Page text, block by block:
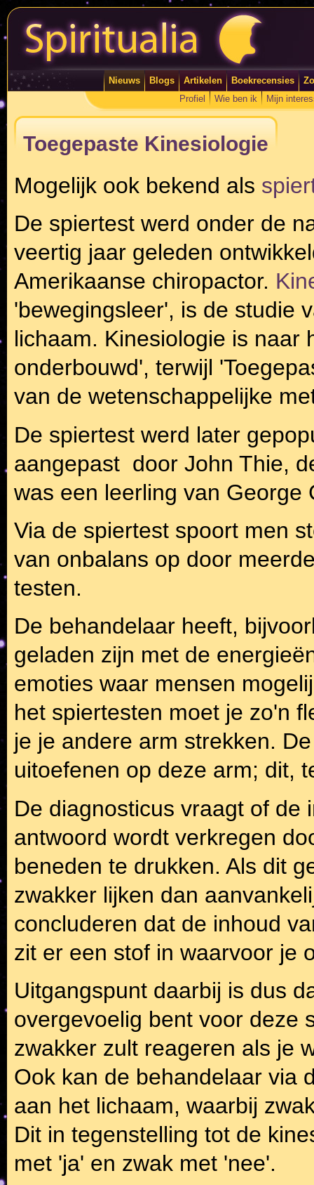
Nieuws Blogs Artikelen Boekrecensies
Profiel
Wie ben ik Mijn
Toegepaste Kinesiologie
Mogelijk ook bekend als
De spiertest werd onder de
veertig jaar geleden
Amerikaanse chiropactor.
'bewegingsleer', is de studie
lichaam. Kinesiologie is naar
onderbouwd', terwijl
van de wetenschappelijke
De spiertest werd later
aangepast door John Thie,
was een leerling van George
Via de spiertest spoort men
van onbalans op door
testen.
De behandelaar heeft,
geladen zijn met de
emoties waar mensen
het spiertesten moet je zo'n
je je andere arm strekken.
uitoefenen op deze arm; dit,
De diagnosticus vraagt of de
antwoord wordt verkregen
beneden te drukken. Als dit
zwakker lijken dan
concluderen dat de inhoud
zit er een stof in waarvoor je
Uitgangspunt daarbij is dus
overgevoelig bent voor deze
zwakker zult reageren als je
Ook kan de behandelaar via
aan het lichaam, waarbij
Dit in tegenstelling tot de
met 'ja' en zwak met 'nee'.